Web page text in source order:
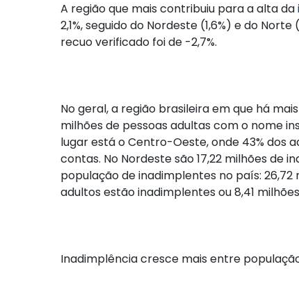
A região que mais contribuiu para a alta da
2,1%, seguido do Nordeste (1,6%) e do
recuo verificado foi de -2,7%.
No geral, a região brasileira em que há
milhões de pessoas adultas com o nome
lugar está o Centro-Oeste, onde 43% dos
contas. No Nordeste são 17,22 milhões de
população de inadimplentes no país: 26,72
adultos estão inadimplentes ou 8,41
Inadimplência cresce mais entre